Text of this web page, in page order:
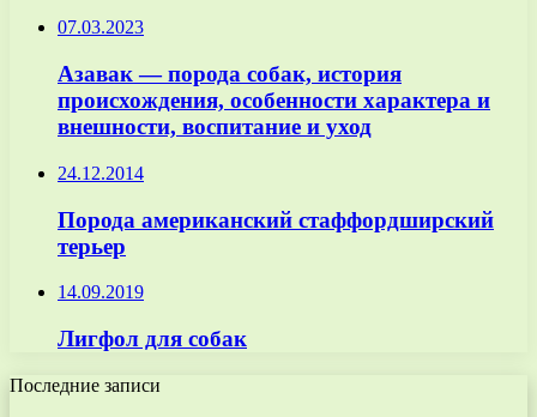
07.03.2023
Азавак — порода собак, история
происхождения, особенности характера и
внешности, воспитание и уход
24.12.2014
Порода американский стаффордширский
терьер
14.09.2019
Лигфол для собак
Последние записи